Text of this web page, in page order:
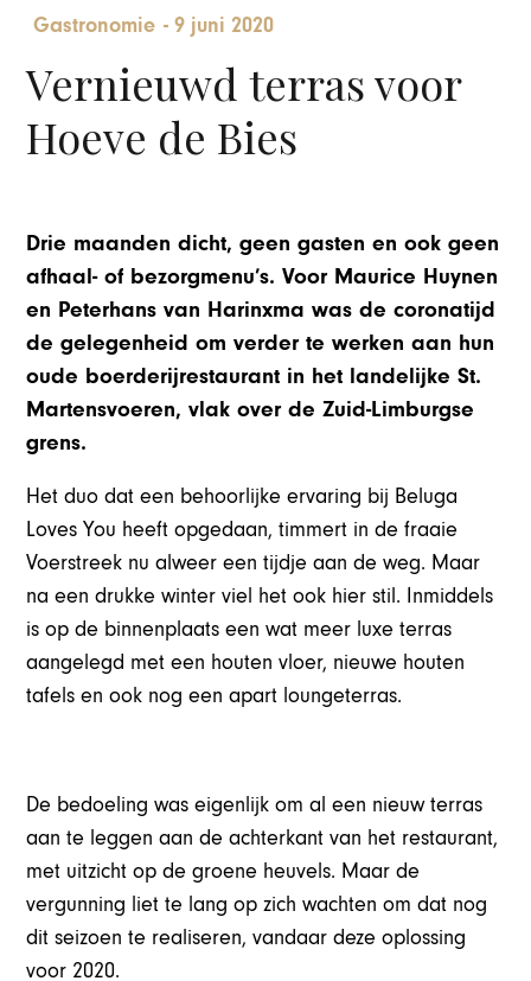
Gastronomie -9 juni 2020
Vernieuwd terras voor
Hoeve de Bies
Drie maanden dicht, geen gasten en ook geen
afhaal- of bezorgmenu’s. Voor Maurice Huynen
en Peterhans van Harinxma was de coronatijd
de gelegenheid om verder te werken aan hun
oude boerderijrestaurant in het landelijke St.
Martensvoeren, vlak over de Zuid-Limburgse
grens.
Het duo dat een behoorlijke ervaring bij Beluga
Loves You heeft opgedaan, timmert in de fraaie
Voerstreek nu alweer een tijdje aan de weg. Maar
na een drukke winter viel het ook hier stil. Inmiddels
is op de binnenplaats een wat meer luxe terras
aangelegd met een houten vloer, nieuwe houten
tafels en ook nog een apart loungeterras.
De bedoeling was eigenlijk om al een nieuw terras
aan te leggen aan de achterkant van het restaurant,
met uitzicht op de groene heuvels. Maar de
vergunning liet te lang op zich wachten om dat nog
dit seizoen te realiseren, vandaar deze oplossing
voor 2020.